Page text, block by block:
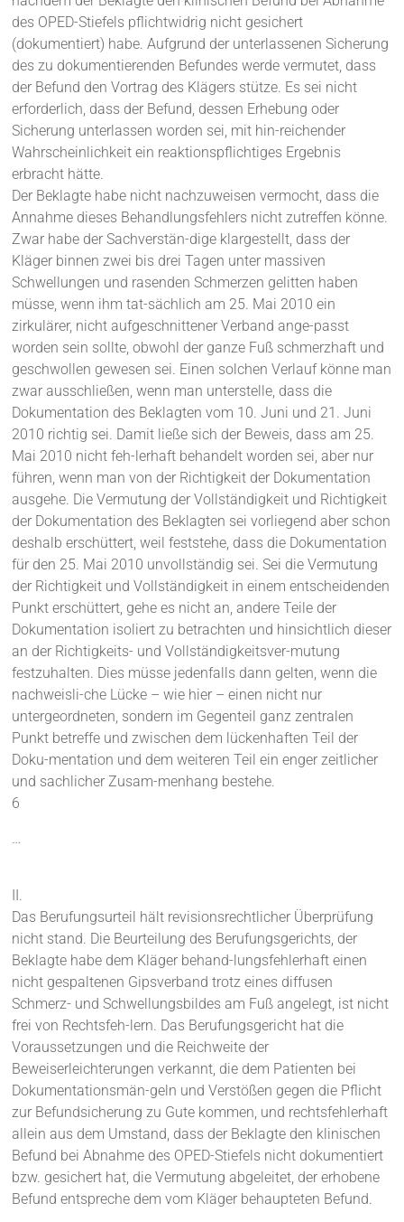
des OPED-Stiefels pflichtwidrig nicht gesichert
(dokumentiert) habe. Aufgrund der unterlassenen Sicherung
des zu dokumentierenden Befundes werde vermutet, dass
der Befund den Vortrag des Klägers stütze. Es sei nicht
erforderlich, dass der Befund, dessen Erhebung oder
Sicherung unterlassen worden sei, mit hin-reichender
Wahrscheinlichkeit ein reaktionspflichtiges Ergebnis
erbracht hätte.
Der Beklagte habe nicht nachzuweisen vermocht, dass die
Annahme dieses Behandlungsfehlers nicht zutreffen könne.
Zwar habe der Sachverstän-dige klargestellt, dass der
Kläger binnen zwei bis drei Tagen unter massiven
Schwellungen und rasenden Schmerzen gelitten haben
müsse, wenn ihm tat-sächlich am 25. Mai 2010 ein
zirkulärer, nicht aufgeschnittener Verband ange-passt
worden sein sollte, obwohl der ganze Fuß schmerzhaft und
geschwollen gewesen sei. Einen solchen Verlauf könne man
zwar ausschließen, wenn man unterstelle, dass die
Dokumentation des Beklagten vom 10. Juni und 21. Juni
2010 richtig sei. Damit ließe sich der Beweis, dass am 25.
Mai 2010 nicht feh-lerhaft behandelt worden sei, aber nur
führen, wenn man von der Richtigkeit der Dokumentation
ausgehe. Die Vermutung der Vollständigkeit und Richtigkeit
der Dokumentation des Beklagten sei vorliegend aber schon
deshalb erschüttert, weil feststehe, dass die Dokumentation
für den 25. Mai 2010 unvollständig sei. Sei die Vermutung
der Richtigkeit und Vollständigkeit in einem entscheidenden
Punkt erschüttert, gehe es nicht an, andere Teile der
Dokumentation isoliert zu betrachten und hinsichtlich dieser
an der Richtigkeits- und Vollständigkeitsver-mutung
festzuhalten. Dies müsse jedenfalls dann gelten, wenn die
nachweisli-che Lücke – wie hier – einen nicht nur
untergeordneten, sondern im Gegenteil ganz zentralen
Punkt betreffe und zwischen dem lückenhaften Teil der
Doku-mentation und dem weiteren Teil ein enger zeitlicher
und sachlicher Zusam-menhang bestehe.
6
…
II.
Das Berufungsurteil hält revisionsrechtlicher Überprüfung
nicht stand. Die Beurteilung des Berufungsgerichts, der
Beklagte habe dem Kläger behand-lungsfehlerhaft einen
nicht gespaltenen Gipsverband trotz eines diffusen
Schmerz- und Schwellungsbildes am Fuß angelegt, ist nicht
frei von Rechtsfeh-lern. Das Berufungsgericht hat die
Voraussetzungen und die Reichweite der
Beweiserleichterungen verkannt, die dem Patienten bei
Dokumentationsmän-geln und Verstößen gegen die Pflicht
zur Befundsicherung zu Gute kommen, und rechtsfehlerhaft
allein aus dem Umstand, dass der Beklagte den klinischen
Befund bei Abnahme des OPED-Stiefels nicht dokumentiert
bzw. gesichert hat, die Vermutung abgeleitet, der erhobene
Befund entspreche dem vom Kläger behaupteten Befund.